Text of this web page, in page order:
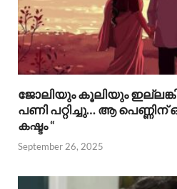
ജോലിയും കൂലിയും
പണി പറ്റിച്ചു… ആ പെണ്ണിന്
കഷ്ടം “
September 26, 2025